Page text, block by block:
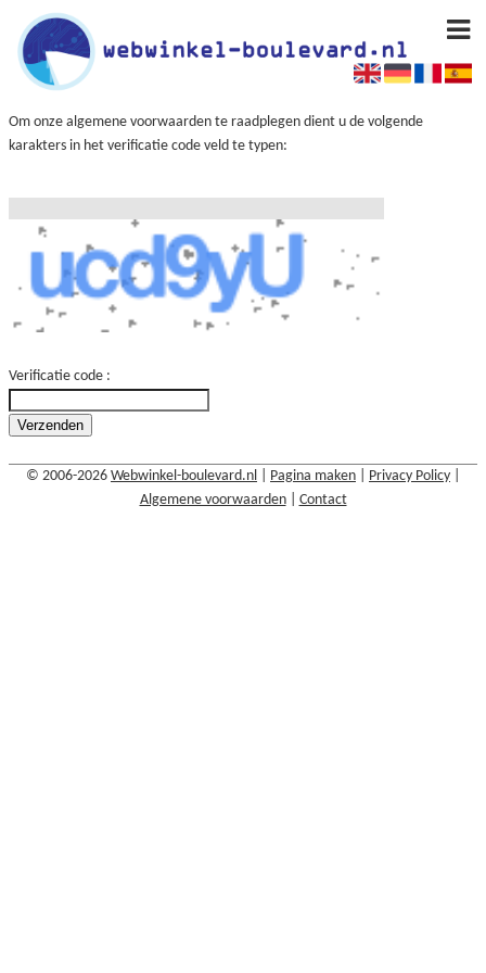
Om onze algemene voorwaarden te raadplegen dient u de volgende
karakters in het verificatie code veld te typen:
Verificatie code :
© 2006-2026 Webwinkel-boulevard.nl Pagina maken Privacy Policy
Algemene voorwaarden| Contact